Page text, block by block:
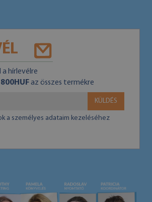
hírlevélre
az összes termékre
KÜLDÉS
a személyes adataim kezeléséhez